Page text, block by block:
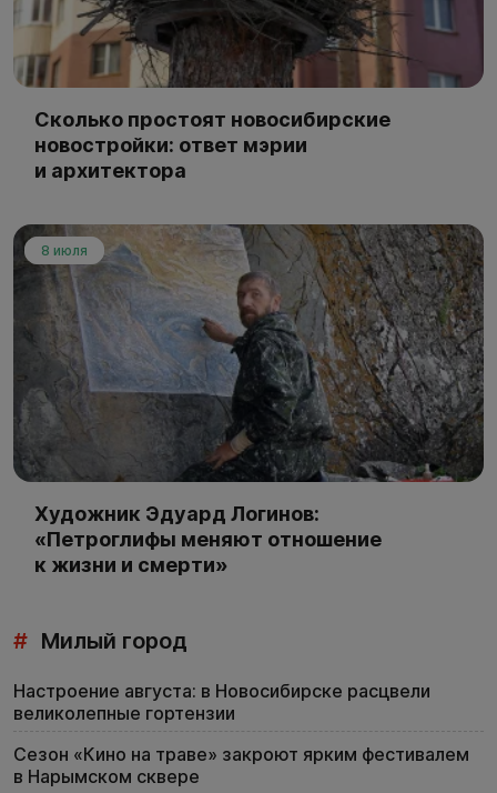
Сколько простоят новосибирские
новостройки: ответ мэрии
и архитектора
8 июля
Художник Эдуард Логинов:
«Петроглифы меняют отношение
к жизни и смерти»
# Милый город
Настроение августа: в Новосибирске расцвели
великолепные гортензии
Сезон «Кино на траве» закроют ярким фестивалем
в Нарымском сквере